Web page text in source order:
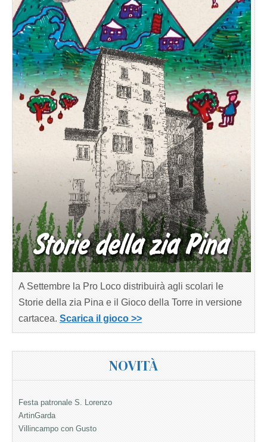
A Settembre la Pro Loco distribuirà agli scolari le
Storie della zia Pina e il Gioco della Torre in versione
cartacea. Scarica il gioco >>
NOVITÀ
Festa patronale S. Lorenzo
ArtinGarda
Villincampo con Gusto